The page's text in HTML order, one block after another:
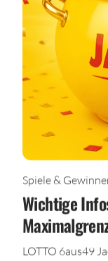
Spiele &
Wichtige
LOTTO 6aus49